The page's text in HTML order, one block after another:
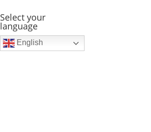
Select your
language
English